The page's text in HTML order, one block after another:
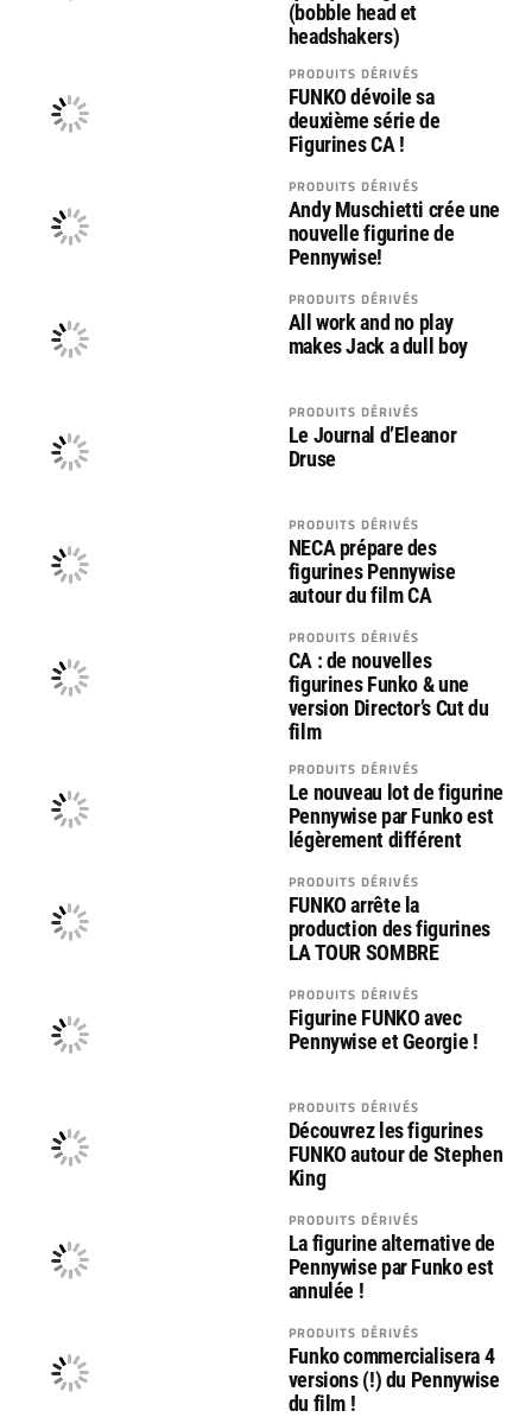
(bobble head et
headshakers)
PRODUITS DÉRIVÉS
FUNKO dévoile sa
deuxième série de
Figurines CA !
PRODUITS DÉRIVÉS
Andy Muschietti crée une
nouvelle figurine de
Pennywise!
PRODUITS DÉRIVÉS
All work and no play
makes Jack a dull boy
PRODUITS DÉRIVÉS
Le Journal d’Eleanor
Druse
PRODUITS DÉRIVÉS
NECA prépare des
figurines Pennywise
autour du film CA
PRODUITS DÉRIVÉS
CA : de nouvelles
figurines Funko & une
version Director’s Cut du
film
PRODUITS DÉRIVÉS
Le nouveau lot de figurine
Pennywise par Funko est
légèrement différent
PRODUITS DÉRIVÉS
FUNKO arrête la
production des figurines
LA TOUR SOMBRE
PRODUITS DÉRIVÉS
Figurine FUNKO avec
Pennywise et Georgie !
PRODUITS DÉRIVÉS
Découvrez les figurines
FUNKO autour de Stephen
King
PRODUITS DÉRIVÉS
La figurine alternative de
Pennywise par Funko est
annulée !
PRODUITS DÉRIVÉS
Funko commercialisera 4
versions (!) du Pennywise
du film !